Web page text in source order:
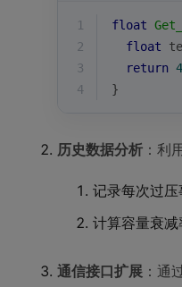
1 float
2
float
3
return
4
}
历史数据分析 ：利
记录每次过
计算容量衰
通信接口扩展 ：通